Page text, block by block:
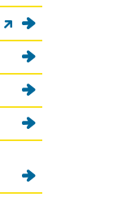
(externe link)